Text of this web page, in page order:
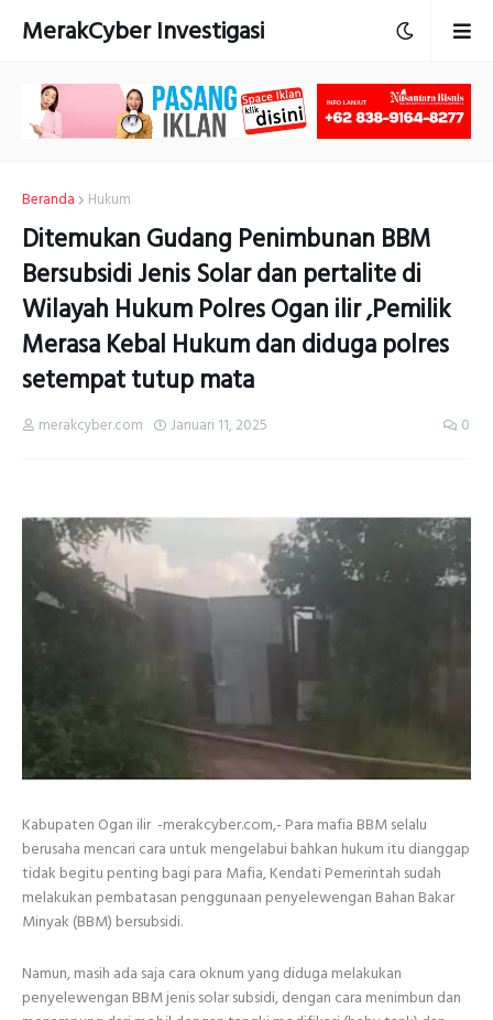
MerakCyber Investigasi
Beranda Hukum
Ditemukan Gudang Penimbunan BBM
Bersubsidi Jenis Solar dan pertalite di
Wilayah Hukum Polres Ogan ilir ,Pemilik
Merasa Kebal Hukum dan diduga polres
setempat tutup mata
merakcyber.com Januari 11, 2025 0
Kabupaten Ogan ilir -merakcyber.com,- Para mafia BBM selalu
berusaha mencari cara untuk mengelabui bahkan hukum itu dianggap
tidak begitu penting bagi para Mafia, Kendati Pemerintah sudah
melakukan pembatasan penggunaan penyelewengan Bahan Bakar
Minyak (BBM) bersubsidi.
Namun, masih ada saja cara oknum yang diduga melakukan
penyelewengan BBM jenis solar subsidi, dengan cara menimbun dan